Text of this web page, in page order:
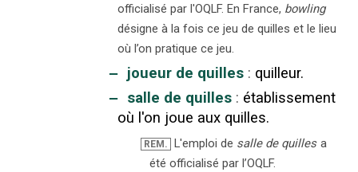
officialisé par l'OQLF. En France, bowling
désigne à la fois ce jeu de quilles et le lieu
où l’on pratique ce jeu.
‒ joueur de quilles : quilleur.
‒ salle de quilles : établissement
où l'on joue aux quilles.
REM. L'emploi de salle de quilles a
été officialisé par l’OQLF.